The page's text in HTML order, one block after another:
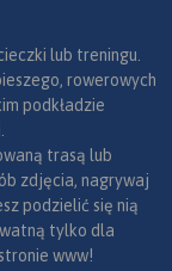
lub treningu.
rowerowych
podkładzie
trasą lub
zdjęcia, nagrywaj
podzielić się nią
tylko dla
www!